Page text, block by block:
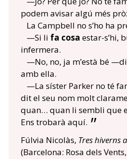
podem avisar algú més
La Campbell no s’ho ha
—Si li fa cosa estar-s’hi,
infermera.
—No, no, ja m’està bé
amb ella.
—La síster Parker no té
dit el seu nom molt
quan… quan li sembli que
Ens trobarà aquí.
Fúlvia Nicolàs, Tres hiverns
(Barcelona: Rosa dels